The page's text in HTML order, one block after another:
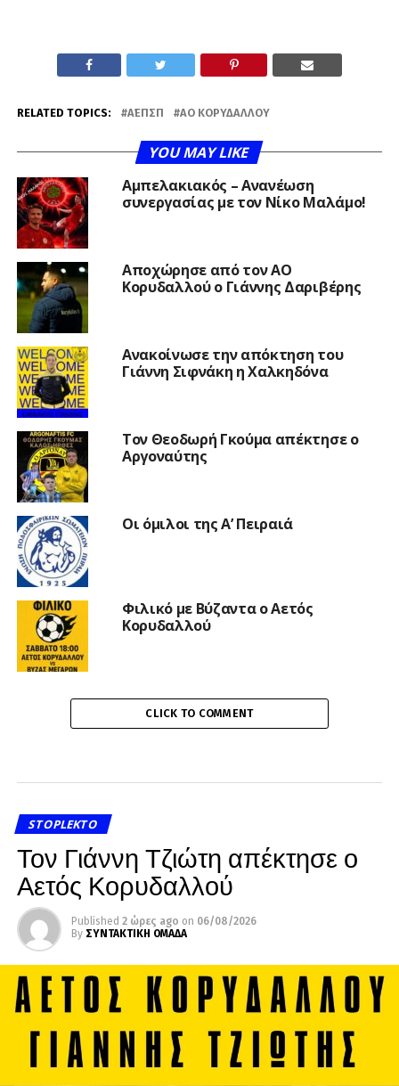
RELATED TOPICS: Α΄ΕΠΣΠ ΑΟ ΚΟΡΥΔΑΛΛΟΎ
YOU MAY LIKE
Αμπελακιακός – Ανανέωση
συνεργασίας με τον Νίκο Μαλάμο!
Αποχώρησε από τον ΑΟ
Κορυδαλλού ο Γιάννης Δαριβέρης
Ανακοίνωσε την απόκτηση του
Γιάννη Σιφνάκη η Χαλκηδόνα
Τον Θεοδωρή Γκούμα απέκτησε ο
Αργοναύτης
Οι όμιλοι της Α’ Πειραιά
Φιλικό με Βύζαντα ο Αετός
Κορυδαλλού
CLICK TO COMMENT
STOPLEKTO
Τον Γιάννη Τζιώτη απέκτησε ο
Αετός Κορυδαλλού
Published 2 ώρες ago on 06/08/2026
By ΣΥΝΤΑΚΤΙΚΗ ΟΜΑΔΑ